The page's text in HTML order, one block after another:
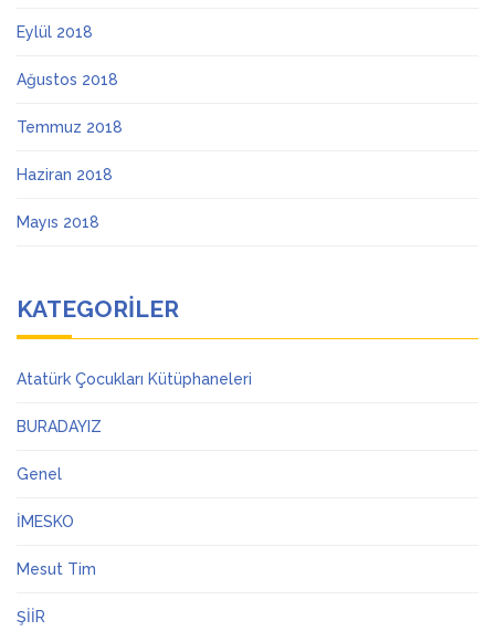
Eylül 2018
Ağustos 2018
Temmuz 2018
Haziran 2018
Mayıs 2018
KATEGORILER
Atatürk Çocukları Kütüphaneleri
BURADAYIZ
Genel
İMESKO
Mesut Tim
ŞİİR